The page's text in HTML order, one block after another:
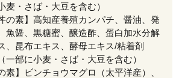
麦・さば・大豆を含む）
の素】高知産養殖カンパチ、醤油、発
魚醤、黒糖蜜、醸造酢、蛋白加水分解
、昆布エキス、酵母エキス/粘着剤
一部に小麦・さば・大豆を含む）
素】ビンチョウマグロ（太平洋産）、